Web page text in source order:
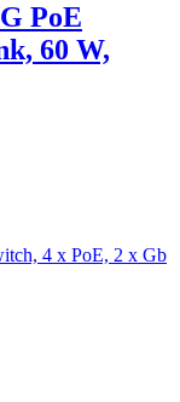
PoE
60 W,